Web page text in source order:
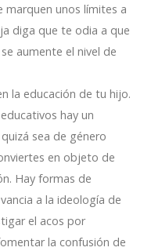
marquen unos límites a
diga que te odia a que
aumente el nivel de
la educación de tu hijo.
hay un
sea de género
en objeto de
Hay formas de
a la ideología de
el acos por
la confusión de